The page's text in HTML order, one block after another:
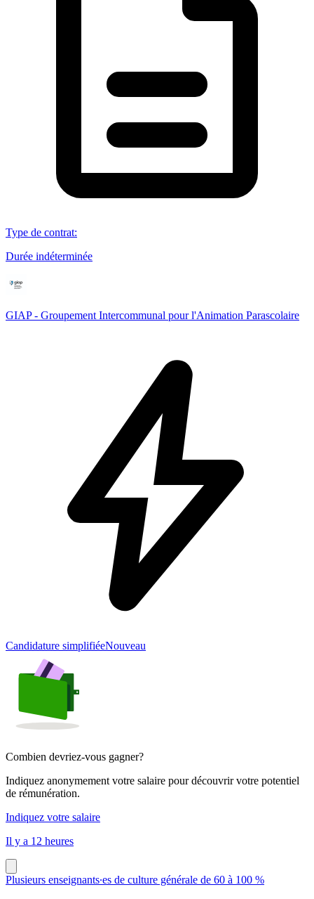
Type de contrat:
Durée indéterminée
GIAP - Groupement Intercommunal pour l'Animation Parascolaire
Candidature simplifiéeNouveau
Combien devriez-vous gagner?
Indiquez anonymement votre salaire pour découvrir votre potentiel
de rémunération.
Indiquez votre salaire
Il y a 12 heures
Plusieurs enseignants∙es de culture générale de 60 à 100 %